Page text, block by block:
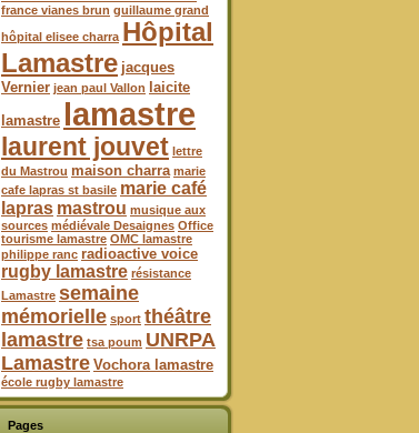
france vianes brun guillaume grand
hôpital elisee charra Hôpital
Lamastre jacques
Vernier jean paul Vallon
laicite
lamastre lamastre
laurent jouvet lettre
du Mastrou maison charra marie
cafe lapras st basile marie café
lapras mastrou musique aux
sources médiévale Desaignes Office
tourisme lamastre OMC lamastre
philippe ranc radioactive voice
rugby lamastre résistance
Lamastre semaine
mémorielle sport théâtre
lamastre tsa poum UNRPA
Lamastre Vochora lamastre
école rugby lamastre
Pages